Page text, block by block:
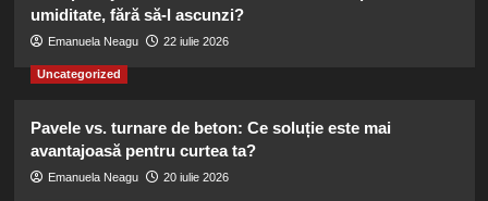
umiditate, fără să-l ascunzi?
Emanuela Neagu 22 iulie 2026
Uncategorized
Pavele vs. turnare de beton: Ce soluție este mai
avantajoasă pentru curtea ta?
Emanuela Neagu 20 iulie 2026